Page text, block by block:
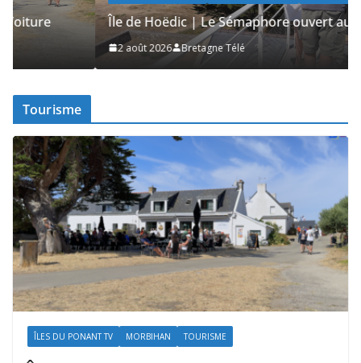
Île de Hoëdic | Le Sémaphore ouvert au Public
Bretagne Télé
Tourisme
ÎLES DU PONANT TV MORBIHAN TOURISME